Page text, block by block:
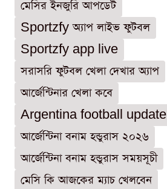
মেসির ইনজুরি আপডেট
Sportzfy অ্যাপ লাইভ ফুটবল
Sportzfy app live
সরাসরি ফুটবল খেলা দেখার অ্যাপ
আর্জেন্টিনার খেলা কবে
Argentina football update
আর্জেন্টিনা বনাম হন্ডুরাস ২০২৬
আর্জেন্টিনা বনাম হন্ডুরাস সময়সূচী
মেসি কি আজকের ম্যাচ খেলবেন